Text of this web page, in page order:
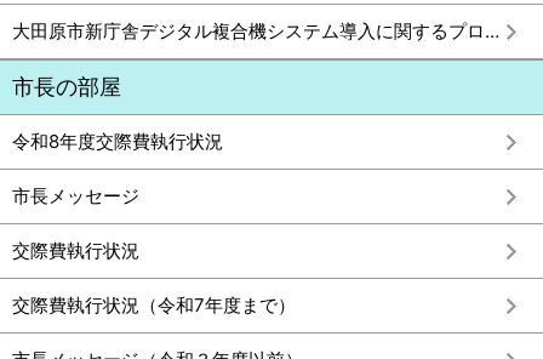
大田原市新庁舎デジタル複合機システム導入に関するプロポーザル審査結果
市長の部屋
令和8年度交際費執行状況
市長メッセージ
交際費執行状況
交際費執行状況（令和7年度まで）